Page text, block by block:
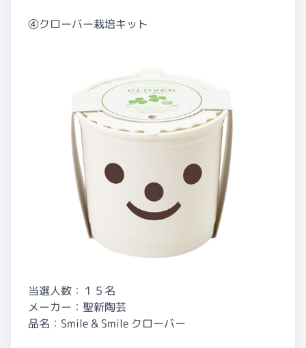
④クローバー栽培キット
当選人数：１５名
メーカー：聖新陶芸
品名：Smile & Smile クローバー